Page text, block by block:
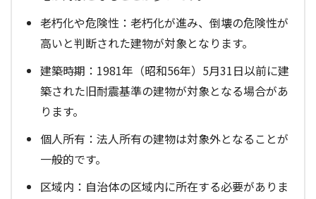
老朽化や危険性：老朽化が進み、倒壊の危険性が
高いと判断された建物が対象となります。
建築時期：1981年（昭和56年）5月31日以前に建
築された旧耐震基準の建物が対象となる場合があ
ります。
個人所有：法人所有の建物は対象外となることが
一般的です。
区域内：自治体の区域内に所在する必要がありま